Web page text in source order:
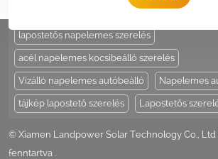
lapostetős napelemes szerelés
acél napelemes kocsibeálló szerelés
Vízálló napelemes autóbeálló Napelemes
tájkép lapostető szerelés Lapostetős
© Xiamen Landpower Solar Technology Co.,
fenntartva .